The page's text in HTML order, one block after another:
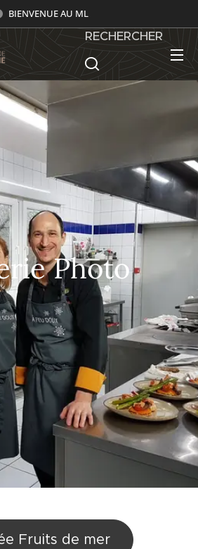
BIENVENUE AU ML
RECHERCHER
Photo
Fruits de mer